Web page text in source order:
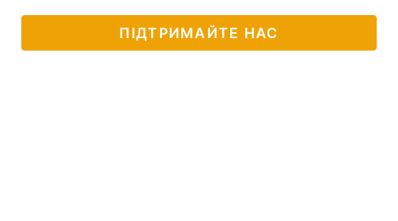
ПІДТРИМАЙТЕ НАС